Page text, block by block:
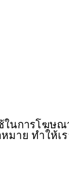
นการโฆษ
มาย ทําให้เ